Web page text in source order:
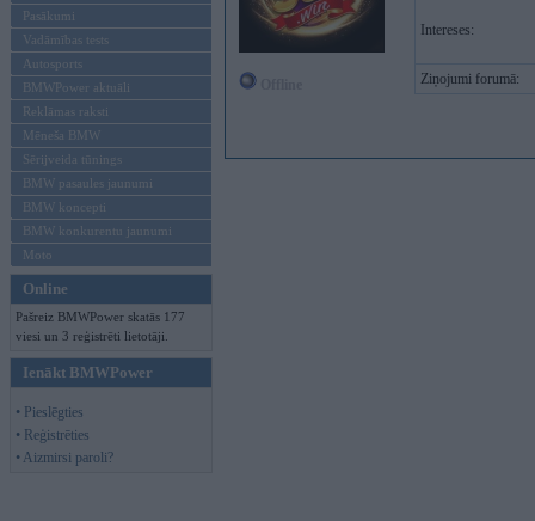
Pasākumi
Vadāmības tests
Autosports
BMWPower aktuāli
Reklāmas raksti
Mēneša BMW
Sērijveida tūnings
BMW pasaules jaunumi
BMW koncepti
BMW konkurentu jaunumi
Moto
Online
Pašreiz BMWPower skatās 177
viesi un 3 reģistrēti lietotāji.
Ienākt BMWPower
• Pieslēgties
• Reģistrēties
• Aizmirsi paroli?
Intereses:
Ziņojumi forumā: